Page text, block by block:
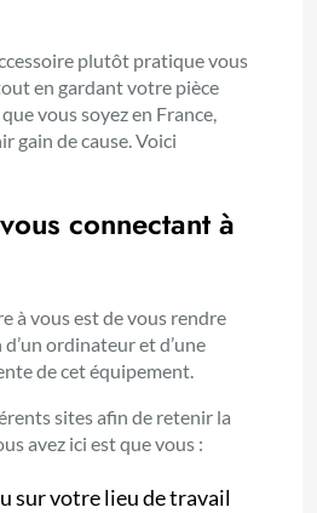
plutôt pratique vous
en gardant votre pièce
vous soyez en France,
gain de cause. Voici
connectant à
à vous est de vous rendre
ordinateur et d’une
de cet équipement.
sites afin de retenir la
avez ici est que vous :
sur votre lieu de travail